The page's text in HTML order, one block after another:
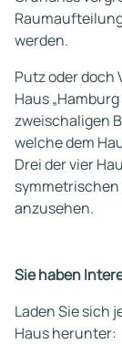
werden.
Putz oder doch
Haus
zweischaligen
welche dem
Drei der vier
anzusehen.
Sie haben
Laden Sie sich
Haus herunter: